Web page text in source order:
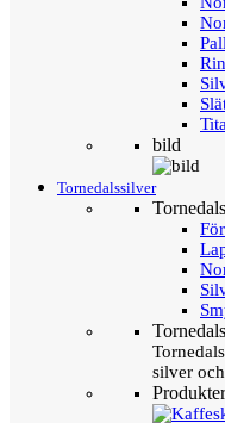
bild
Tornedalssilver
silver
Produkter